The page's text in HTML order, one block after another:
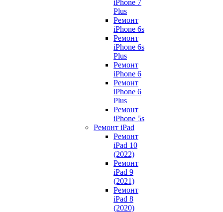
iPhone 7
Plus
Ремонт
iPhone 6s
Ремонт
iPhone 6s
Plus
Ремонт
iPhone 6
Ремонт
iPhone 6
Plus
Ремонт
iPhone 5s
Ремонт iPad
Ремонт
iPad 10
(2022)
Ремонт
iPad 9
(2021)
Ремонт
iPad 8
(2020)